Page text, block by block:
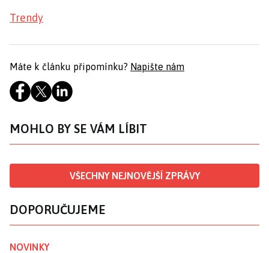
Trendy
Máte k článku připomínku? Napište nám
MOHLO BY SE VÁM LÍBIT
VŠECHNY NEJNOVĚJŠÍ ZPRÁVY
DOPORUČUJEME
NOVINKY